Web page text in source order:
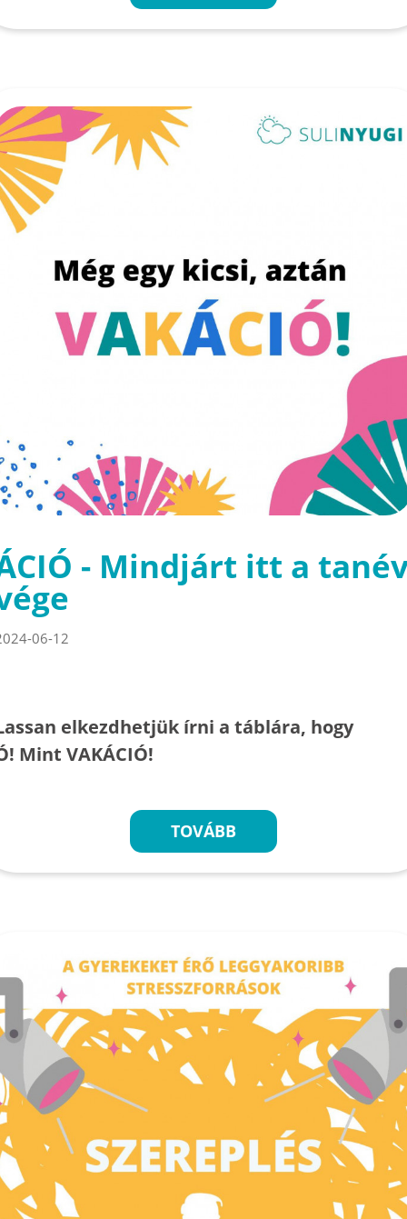
- Mindjárt itt a
06-12
elkezdhetjük írni a táblára, hogy
Mint VAKÁCIÓ!
TOVÁBB